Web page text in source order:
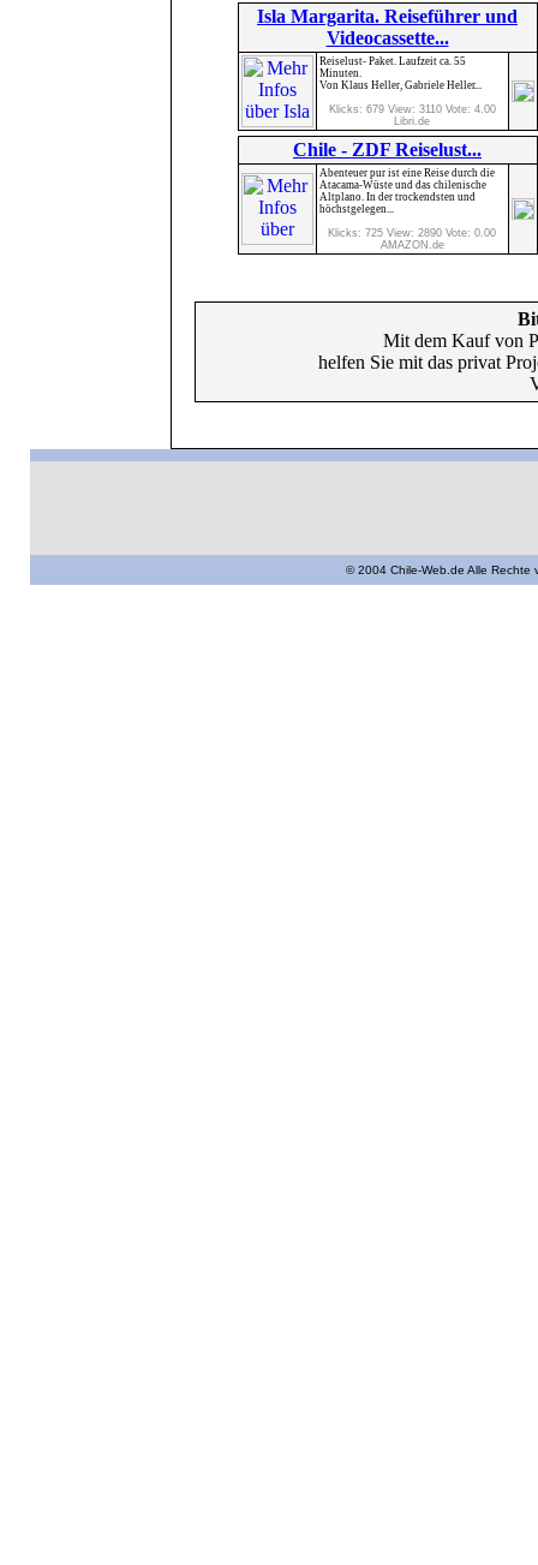
Isla Margarita. Reiseführer und
Videocassette...
Reiselust- Paket. Laufzeit ca. 55
Minuten.
Von Klaus Heller, Gabriele Heller...
Klicks: 679 View: 3110 Vote: 4.00
Libri.de
Chile - ZDF Reiselust...
Abenteuer pur ist eine Reise durch die
Atacama-Wüste und das chilenische
Altplano. In der trockendsten und
höchstgelegen...
Klicks: 725 View: 2890 Vote: 0.00
AMAZON.de
Mit dem Kauf von
helfen Sie mit das privat
© 2004 Chile-Web.de Alle Rechte